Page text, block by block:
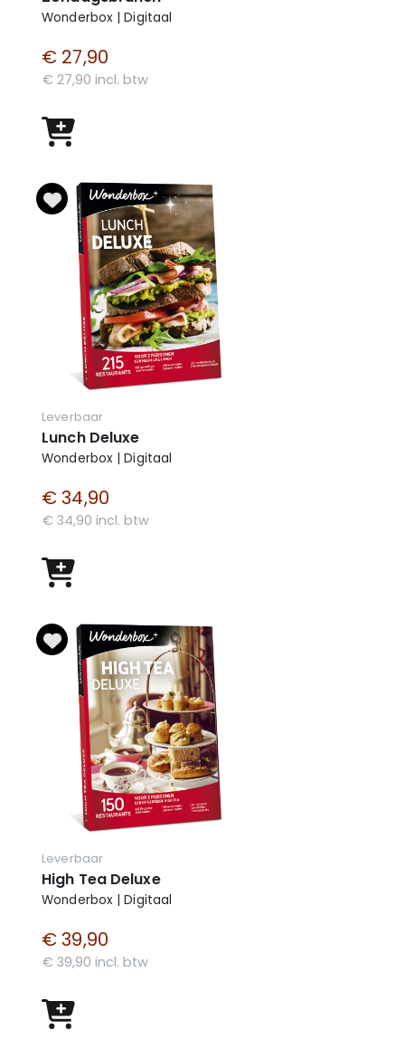
Wonderbox | Digitaal
€ 27,90
€ 27,90 incl. btw
Leverbaar
Lunch Deluxe
Wonderbox | Digitaal
€ 34,90
€ 34,90 incl. btw
Leverbaar
High Tea Deluxe
Wonderbox | Digitaal
€ 39,90
€ 39,90 incl. btw